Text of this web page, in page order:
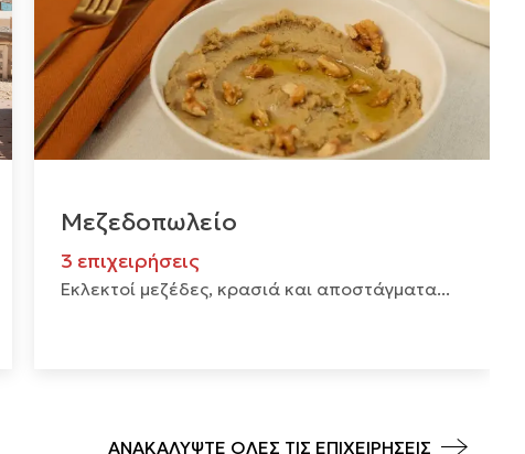
Μεζεδοπωλείο
3 επιχειρήσεις
Εκλεκτοί μεζέδες, κρασιά και αποστάγματα...
ΑΝΑΚΑΛΥΨΤΕ ΟΛΕΣ ΤΙΣ ΕΠΙΧΕΙΡΗΣΕΙΣ